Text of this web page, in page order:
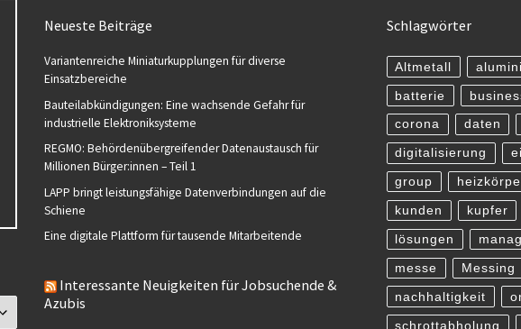
Neueste Beiträge
Variantenreiche Miniaturkupplungen für diverse
Einsatzbereiche
Bauteilabkündigungen: Eine wachsende Gefahr für
industrielle Elektroniksysteme
REGMO: Behördenübergreifender Datenaustausch für
Millionen Bürger:innen – Teil 1
LAPP bringt leistungsfähige Datenverbindungen auf die
Schiene
Eine digitale Plattform für tausende Mitarbeitende
Interessante Neuigkeiten für Jobsuchende &
Azubis
Schlagwörter
Altmetall
batterie
corona daten
digitalisierung
group
kunden kupfer
lösungen
messe Messing
nachhaltigkeit
schrottabholung